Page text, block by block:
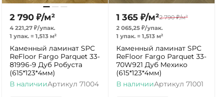
2 790 ₽/м²
4 221,27 ₽/упак.
1 упак. = 1,513 м²
Каменный ламинат SPC
ReFloor Fargo Parquet 33-
81996-9 Дуб Робуста
(615*123*4мм)
В наличииАртикул 71004
1 365 ₽/м²2 790 ₽/м²
2 065,25 ₽/упак.
1 упак. = 1,513 м²
Каменный ламинат SPC
ReFloor Fargo Parquet 33-
70W921 Дуб Мехико
(615*123*4мм)
В наличииАртикул 71001